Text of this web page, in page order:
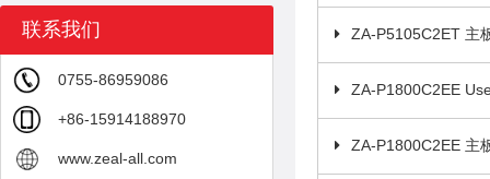
联系我们
0755-86959086
+86-15914188970
www.zeal-all.com
ZA-P5105C2ET 主
ZA-P1800C2EE
ZA-P1800C2EE 主